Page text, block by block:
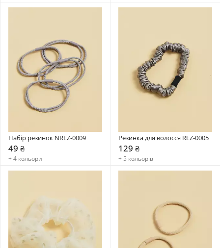
Набір резинок NREZ-0009
49 ₴
+ 4 кольори
Резинка для волосся REZ-0005
129 ₴
+ 5 кольорів